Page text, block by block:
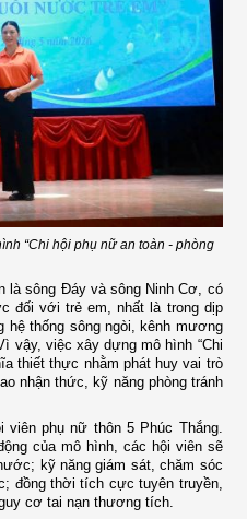
“Chi hội phụ nữ an toàn - phòng
là sông Đáy và sông Ninh Cơ, có
đối với trẻ em, nhất là trong dịp
hệ thống sông ngòi, kênh mương
vậy, việc xây dựng mô hình “Chi
thiết thực nhằm phát huy vai trò
nhận thức, kỹ năng phòng tránh
phụ nữ thôn 5 Phúc Thắng.
của mô hình, các hội viên sẽ
kỹ năng giám sát, chăm sóc
đồng thời tích cực tuyên truyền,
cơ tai nạn thương tích.